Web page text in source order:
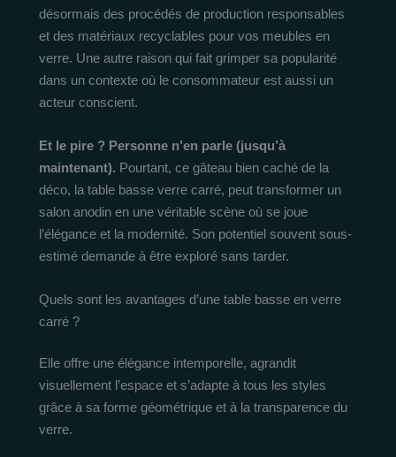
désormais des procédés de production responsables
et des matériaux recyclables pour vos meubles en
verre. Une autre raison qui fait grimper sa popularité
dans un contexte où le consommateur est aussi un
acteur conscient.
Et le pire ? Personne n’en parle (jusqu’à
maintenant). Pourtant, ce gâteau bien caché de la
déco, la table basse verre carré, peut transformer un
salon anodin en une véritable scène où se joue
l’élégance et la modernité. Son potentiel souvent sous-
estimé demande à être exploré sans tarder.
Quels sont les avantages d’une table basse en verre
carré ?
Elle offre une élégance intemporelle, agrandit
visuellement l’espace et s’adapte à tous les styles
grâce à sa forme géométrique et à la transparence du
verre.